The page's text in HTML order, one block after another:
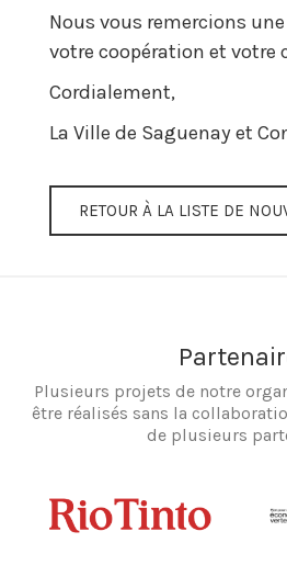
Nous vous remercions
votre coopération et votre
Cordialement,
La Ville de Saguenay et
RETOUR À LA LISTE DE
Plusieurs projets de notre
être réalisés sans la
de plusieurs